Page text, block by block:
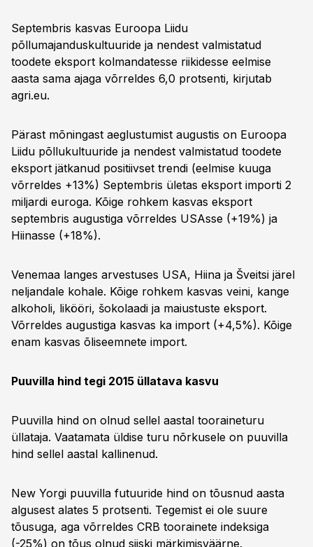
Septembris kasvas Euroopa Liidu
põllumajanduskultuuride ja nendest valmistatud
toodete eksport kolmandatesse riikidesse eelmise
aasta sama ajaga võrreldes 6,0 protsenti, kirjutab
agri.eu.
Pärast mõningast aeglustumist augustis on Euroopa
Liidu põllukultuuride ja nendest valmistatud toodete
eksport jätkanud positiivset trendi (eelmise kuuga
võrreldes +13%) Septembris ületas eksport importi 2
miljardi euroga. Kõige rohkem kasvas eksport
septembris augustiga võrreldes USAsse (+19%) ja
Hiinasse (+18%).
Venemaa langes arvestuses USA, Hiina ja Šveitsi järel
neljandale kohale. Kõige rohkem kasvas veini, kange
alkoholi, likööri, šokolaadi ja maiustuste eksport.
Võrreldes augustiga kasvas ka import (+4,5%). Kõige
enam kasvas õliseemnete import.
Puuvilla hind tegi 2015 üllatava kasvu
Puuvilla hind on olnud sellel aastal tooraineturu
üllataja. Vaatamata üldise turu nõrkusele on puuvilla
hind sellel aastal kallinenud.
New Yorgi puuvilla futuuride hind on tõusnud aasta
algusest alates 5 protsenti. Tegemist ei ole suure
tõusuga, aga võrreldes CRB toorainete indeksiga
(-25%) on tõus olnud siiski märkimisväärne.